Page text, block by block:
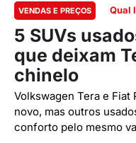
VENDAS E PREÇOS Qual
5 SUVs
que deixam
chinelo
Volkswagen Tera e Fiat
novo, mas outros
conforto pelo mesmo